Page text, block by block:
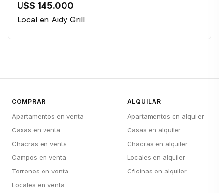
U$S 145.000
Local en Aidy Grill
COMPRAR
Apartamentos en venta
Casas en venta
Chacras en venta
Campos en venta
Terrenos en venta
Locales en venta
ALQUILAR
Apartamentos en alquiler
Casas en alquiler
Chacras en alquiler
Locales en alquiler
Oficinas en alquiler